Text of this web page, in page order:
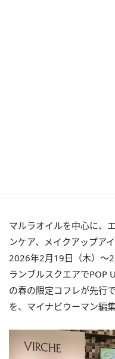
マルラオイルを中心に、
ンケア、メイクアップア
2026年2月19日（木）～
ランブルスクエアでPOP
の春の限定コフレが先行
を、マイナビウーマン編